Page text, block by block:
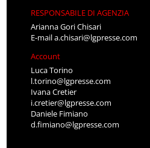
RESPONSABILE DI AGENZIA
Arianna Gori Chisari
E-maila.chisari@lgpresse.com
Account
Luca Torino
l.torino@lgpresse.com
Ivana Cretier
i.cretier@lgpresse.com
Daniele Fimiano
d.fimiano@lgpresse.com